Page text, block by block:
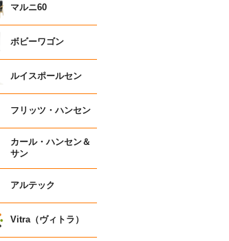
マルニ60
ボビーワゴン
ルイスポールセン
フリッツ・ハンセン
カール・ハンセン＆
サン
アルテック
Vitra（ヴィトラ）